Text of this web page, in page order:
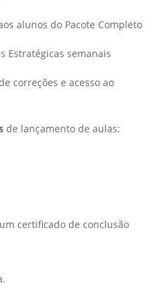
alunos do Pacote Completo
Estratégicas semanais
correções e acesso ao
de lançamento de aulas:
certificado de conclusão